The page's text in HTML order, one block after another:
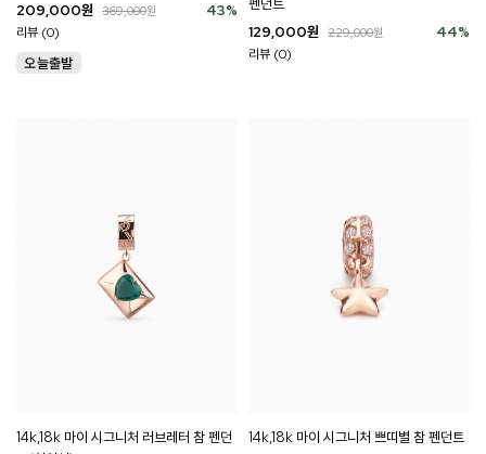
43%
209,000원 369,000원
리뷰 (0)
펜던트
44%
129,000원 229,000원
리뷰 (0)
14k,18k 마이 시그니처 러브레터 참 펜던
14k,18k 마이 시그니처 쁘띠별 참 펜던트